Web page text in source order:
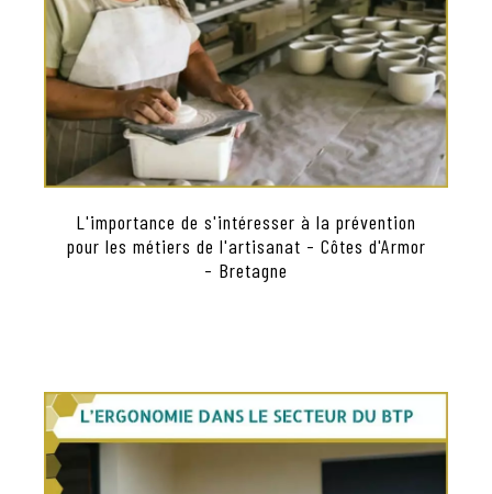
L'importance de s'intéresser à la prévention
pour les métiers de l'artisanat - Côtes d'Armor
- Bretagne